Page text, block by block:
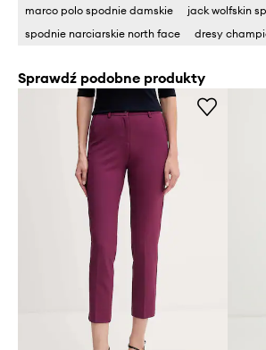
marco polo spodnie damskie
jack wolfskin
spodnie narciarskie north face
dresy
Sprawdź podobne produkty